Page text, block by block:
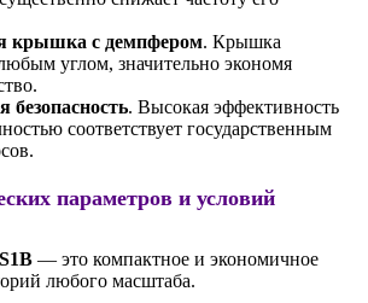
крышка с демпфером. Крышка
углом, значительно экономя
безопасность. Высокая эффективность
соответствует государственным
параметров и условий
— это компактное и экономичное
любого масштаба.